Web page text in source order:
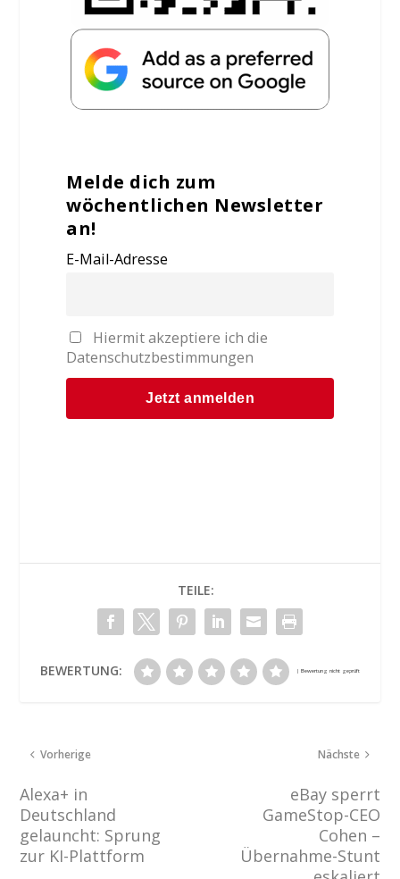
Melde dich zum
wöchentlichen Newsletter
an!
E-Mail-Adresse
Hiermit akzeptiere ich die
Datenschutzbestimmungen
TEILE:
BEWERTUNG:
Vorherige
Alexa+ in
Deutschland
gelauncht: Sprung
zur KI-Plattform
Nächste
eBay sperrt
GameStop-CEO
Cohen –
Übernahme-Stunt